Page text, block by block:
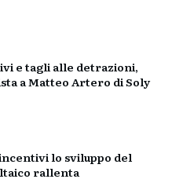
e tagli alle detrazioni,
a Matteo Artero di Soly
lo sviluppo del
rallenta